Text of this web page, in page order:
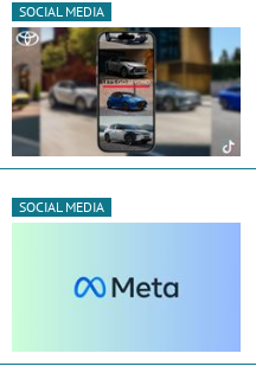
SOCIAL MEDIA
SOCIAL MEDIA